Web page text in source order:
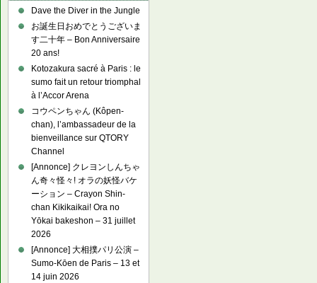
Dave the Diver in the Jungle
お誕生日おめでとうございま
す二十年 – Bon Anniversaire
20 ans!
Kotozakura sacré à Paris : le
sumo fait un retour triomphal
à l’Accor Arena
コウペンちゃん (Kôpen-
chan), l’ambassadeur de la
bienveillance sur QTORY
Channel
[Annonce] クレヨンしんちゃ
ん奇々怪々! オラの妖怪バケ
ーション – Crayon Shin-
chan Kikikaikai! Ora no
Yōkai bakeshon – 31 juillet
2026
[Annonce] 大相撲パリ公演 –
Sumo-Kōen de Paris – 13 et
14 juin 2026